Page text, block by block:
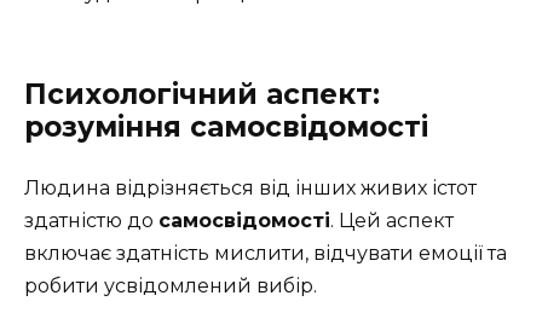
Психологічний аспект:
розуміння самосвідомості
Людина відрізняється від інших живих істот
здатністю до самосвідомості. Цей аспект
включає здатність мислити, відчувати емоції та
робити усвідомлений вибір.